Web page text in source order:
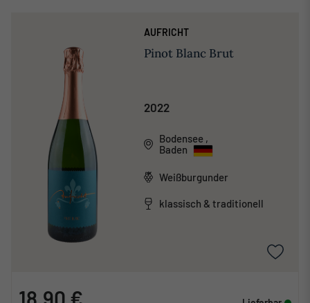
AUFRICHT
Pinot Blanc Brut
2022
Bodensee ,
Baden
Weißburgunder
klassisch & traditionell
18,90 €